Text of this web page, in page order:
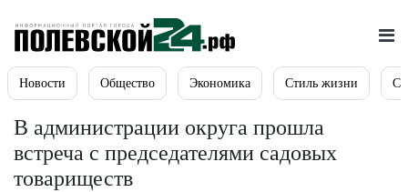
Новости Общество Экономика Стиль жизни
В администрации округа прошла
встреча с председателями садовых
товариществ